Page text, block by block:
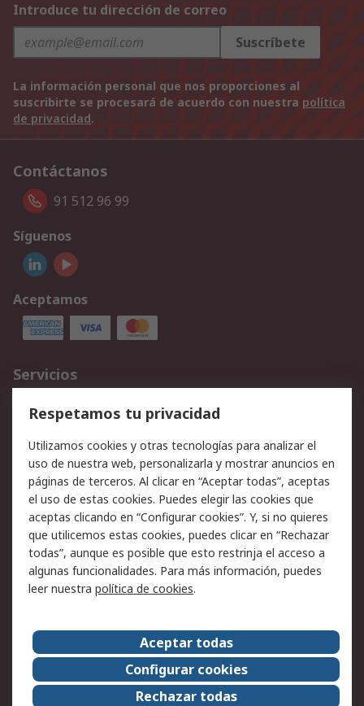
Introduce tu dirección de correo
Suscríbete
La información personal que nos proporciones al
suscribirte se procesará de acuerdo con nuestra política
de privacidad.
Contáctanos
91 512 96 99
Síguenos
Aceptamos
Servicios
Cómo realizar pedidos
Devoluciones
Facturación y pago
Ofertas
Soporte técnico
Legal
Aviso legal
Política de privacidad -
Actualizada
Política sobre cookies
Seguridad de emails
Certificaciones de
Condiciones de venta
Acerca de RS
Acerca de RS
RS Group
RS en el mundo
Sala de prensa
Respetamos tu privacidad
Utilizamos cookies y otras tecnologías para analizar el
uso de nuestra web, personalizarla y mostrar anuncios en
páginas de terceros. Al clicar en “Aceptar todas”, aceptas
el uso de estas cookies. Puedes elegir las cookies que
aceptas clicando en “Configurar cookies”. Y, si no quieres
que utilicemos estas cookies, puedes clicar en “Rechazar
todas”, aunque es posible que esto restrinja el acceso a
algunas funcionalidades. Para más información, puedes
leer nuestra política de cookies.
Aceptar todas
Configurar cookies
Rechazar todas